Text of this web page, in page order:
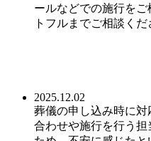
ールなどでの施行を
トフルまでご相談くだ
2025.12.02
葬儀の申し込み時に
合わせや施行を行う